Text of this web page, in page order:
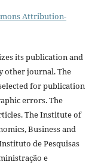
Attribution-
its publication and
other journal. The
for publication
errors. The
The Institute of
Business and
de Pesquisas
e